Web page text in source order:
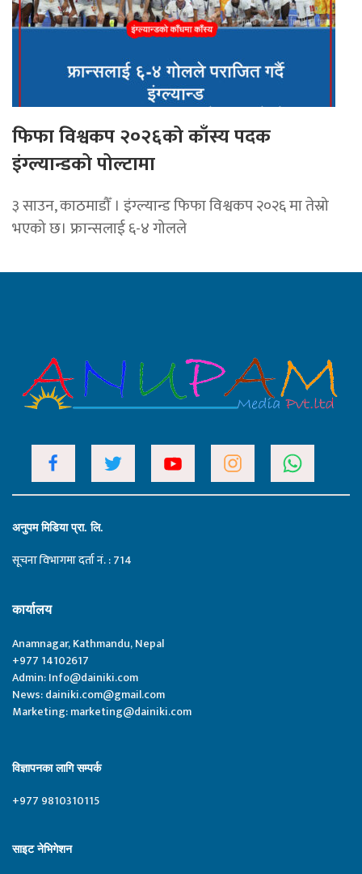
फिफा विश्वकप २०२६को काँस्य पदक
इंग्ल्यान्डको पोल्टामा
३ साउन, काठमाडौँ । इंग्ल्यान्ड फिफा विश्वकप २०२६ मा तेस्रो
भएको छ। फ्रान्सलाई ६-४ गोलले
अनुपम मिडिया प्रा. लि.
सूचना विभागमा दर्ता नं. : 714
कार्यालय
Anamnagar, Kathmandu, Nepal
+977 14102617
Admin:Info@dainiki.com
News:dainiki.com@gmail.com
Marketing:marketing@dainiki.com
विज्ञापनका लागि सम्पर्क
+977 9810310115
साइट नेभिगेशन